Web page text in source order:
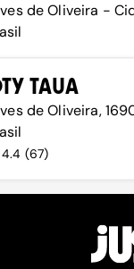
de Oliveira -
TAUA
de Oliveira,
4.4 (67)